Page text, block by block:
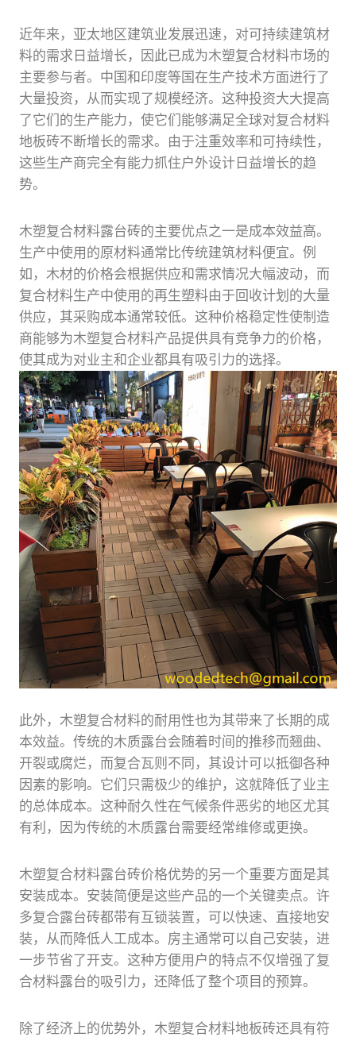
近年来，亚太地区建筑业发展迅速，对可持续建筑材
料的需求日益增长，因此已成为木塑复合材料市场的
主要参与者。中国和印度等国在生产技术方面进行了
大量投资，从而实现了规模经济。这种投资大大提高
了它们的生产能力，使它们能够满足全球对复合材料
地板砖不断增长的需求。由于注重效率和可持续性，
这些生产商完全有能力抓住户外设计日益增长的趋
势。
木塑复合材料露台砖的主要优点之一是成本效益高。
生产中使用的原材料通常比传统建筑材料便宜。例
如，木材的价格会根据供应和需求情况大幅波动，而
复合材料生产中使用的再生塑料由于回收计划的大量
供应，其采购成本通常较低。这种价格稳定性使制造
商能够为木塑复合材料产品提供具有竞争力的价格，
使其成为对业主和企业都具有吸引力的选择。
此外，木塑复合材料的耐用性也为其带来了长期的成
本效益。传统的木质露台会随着时间的推移而翘曲、
开裂或腐烂，而复合瓦则不同，其设计可以抵御各种
因素的影响。它们只需极少的维护，这就降低了业主
的总体成本。这种耐久性在气候条件恶劣的地区尤其
有利，因为传统的木质露台需要经常维修或更换。
木塑复合材料露台砖价格优势的另一个重要方面是其
安装成本。安装简便是这些产品的一个关键卖点。许
多复合露台砖都带有互锁装置，可以快速、直接地安
装，从而降低人工成本。房主通常可以自己安装，进
一步节省了开支。这种方便用户的特点不仅增强了复
合材料露台的吸引力，还降低了整个项目的预算。
除了经济上的优势外，木塑复合材料地板砖还具有符